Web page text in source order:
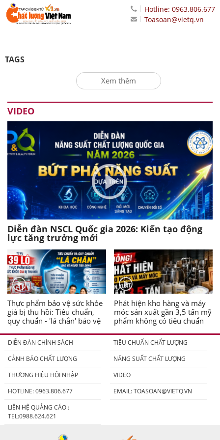
Hotline: 0963.806.677
Toasoan@vietq.vn
TAGS
Xem thêm
VIDEO
Diễn đàn NSCL Quốc gia 2026: Kiến tạo động
lực tăng trưởng mới
Thực phẩm bảo vệ sức khỏe
giả bị thu hồi: Tiêu chuẩn,
quy chuẩn - 'lá chắn' bảo vệ
Phát hiện kho hàng và máy
móc sản xuất gần 3,5 tấn mỹ
phẩm không có tiêu chuẩn
DIỄN ĐÀN CHÍNH SÁCH
TIÊU CHUẨN CHẤT LƯỢNG
CẢNH BÁO CHẤT LƯỢNG
NĂNG SUẤT CHẤT LƯỢNG
THƯƠNG HIỆU HỘI NHẬP
VIDEO
HOTLINE: 0963.806.677
EMAIL:TOASOAN@VIETQ.VN
LIÊN HỆ QUẢNG CÁO :
TEL:0988.624.621